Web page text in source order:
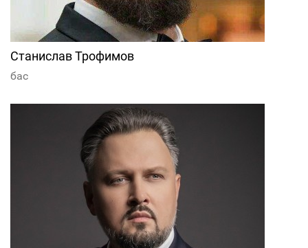
Станислав Трофимов
бас